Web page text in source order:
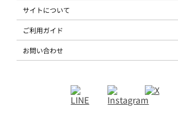
サイトについて
ご利用ガイド
お問い合わせ